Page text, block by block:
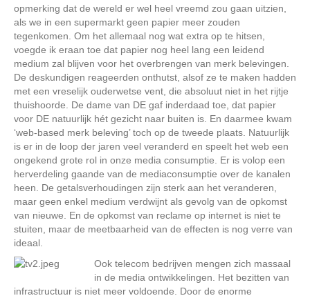
opmerking dat de wereld er wel heel vreemd zou gaan uitzien,
als we in een supermarkt geen papier meer zouden
tegenkomen. Om het allemaal nog wat extra op te hitsen,
voegde ik eraan toe dat papier nog heel lang een leidend
medium zal blijven voor het overbrengen van merk belevingen.
De deskundigen reageerden onthutst, alsof ze te maken hadden
met een vreselijk ouderwetse vent, die absoluut niet in het rijtje
thuishoorde. De dame van DE gaf inderdaad toe, dat papier
voor DE natuurlijk hét gezicht naar buiten is. En daarmee kwam
‘web-based merk beleving’ toch op de tweede plaats. Natuurlijk
is er in de loop der jaren veel veranderd en speelt het web een
ongekend grote rol in onze media consumptie. Er is volop een
herverdeling gaande van de mediaconsumptie over de kanalen
heen. De getalsverhoudingen zijn sterk aan het veranderen,
maar geen enkel medium verdwijnt als gevolg van de opkomst
van nieuwe. En de opkomst van reclame op internet is niet te
stuiten, maar de meetbaarheid van de effecten is nog verre van
ideaal.
Ook telecom bedrijven mengen zich massaal
in de media ontwikkelingen. Het bezitten van
infrastructuur is niet meer voldoende. Door de enorme